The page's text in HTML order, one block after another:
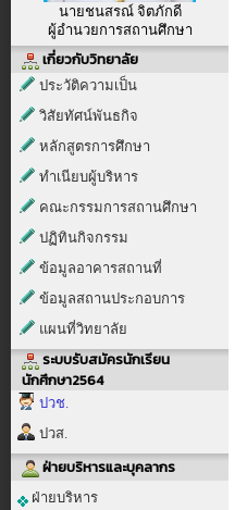
นายชนสรณ์ จิตภักดี
ผู้อำนวยการสถานศึกษา
เกี่ยวกับวิทยาลัย
ประวัติความเป็น
วิสัยทัศน์พันธกิจ
หลักสูตรการศึกษา
ทำเนียบผู้บริหาร
คณะกรรมการสถานศึกษา
ปฏิทินกิจกรรม
ข้อมูลอาคารสถานที่
ข้อมูลสถานประกอบการ
แผนที่วิทยาลัย
ระบบรับสมัครนักเรียน
นักศึกษา2564
ปวช.
ปวส.
ฝ่ายบริหารและบุคลากร
ฝ่ายบริหาร